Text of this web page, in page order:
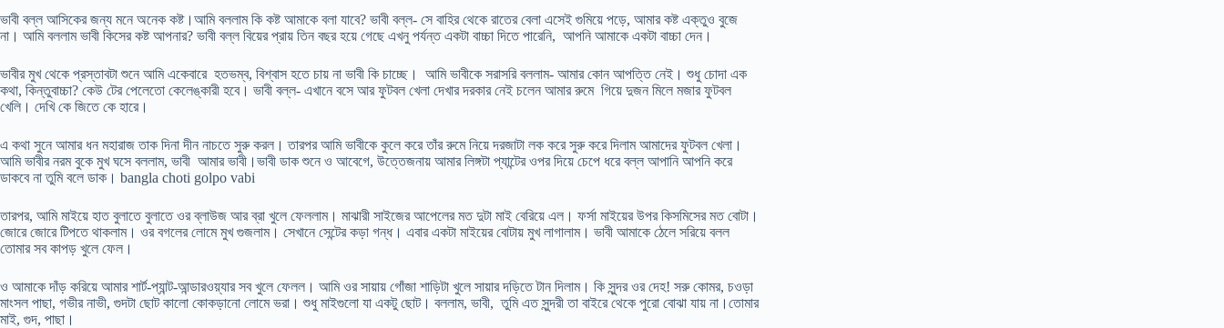
ভাবী বল্ল আসিকের জন্য মনে অনেক কষ্ট।আমি বললাম কি কষ্ট আমাকে বলা যাবে? ভাবী বল্ল- সে বাহির থেকে রাতের বেলা এসেই গুমিয়ে পড়ে, আমার কষ্ট এক্তুও বুজে
না। আমি বললাম ভাবী কিসের কষ্ট আপনার? ভাবী বল্ল বিয়ের প্রায় তিন বছর হয়ে গেছে এখনু পর্যন্ত একটা বাচ্চা দিতে পারেনি, আপনি আমাকে একটা বাচ্চা দেন।
ভাবীর মুখ থেকে প্রস্তাবটা শুনে আমি একেবারে হতভম্ব, বিশ্বাস হতে চায় না ভাবী কি চাচ্ছে। আমি ভাবীকে সরাসরি বললাম- আমার কোন আপত্তি নেই। শুধু চোদা এক
কথা, কিন্তুবাচ্চা? কেউ টের পেলেতো কেলেঙ্কারী হবে। ভাবী বল্ল- এখানে বসে আর ফুটবল খেলা দেখার দরকার নেই চলেন আমার রুমে গিয়ে দুজন মিলে মজার ফুটবল
খেলি। দেখি কে জিতে কে হারে।
এ কথা সুনে আমার ধন মহারাজ তাক দিনা দীন নাচতে সুরু করল। তারপর আমি ভাবীকে কুলে করে তাঁর রুমে নিয়ে দরজাটা লক করে সুরু করে দিলাম আমাদের ফুটবল খেলা।
আমি ভাবীর নরম বুকে মুখ ঘসে বললাম, ভাবী আমার ভাবী।ভাবী ডাক শুনে ও আবেগে, উত্তেজনায় আমার লিঙ্গটা প্যান্টের ওপর দিয়ে চেপে ধরে বল্ল আপানি আপনি করে
ডাকবে না তুমি বলে ডাক। bangla choti golpo vabi
তারপর, আমি মাইয়ে হাত বুলাতে বুলাতে ওর ব্লাউজ আর ব্রা খুলে ফেললাম। মাঝারী সাইজের আপেলের মত দুটা মাই বেরিয়ে এল। ফর্সা মাইয়ের উপর কিসমিসের মত বোটা।
জোরে জোরে টিপতে থাকলাম। ওর বগলের লোমে মুখ গুজলাম। সেখানে সেন্টের কড়া গন্ধ। এবার একটা মাইয়ের বোটায় মুখ লাগালাম। ভাবী আমাকে ঠেলে সরিয়ে বলল
তোমার সব কাপড় খুলে ফেল।
ও আমাকে দাঁড় করিয়ে আমার শার্ট-প্যান্ট-আন্ডারওয়্যার সব খুলে ফেলল। আমি ওর সায়ায় গোঁজা শাড়িটা খুলে সায়ার দড়িতে টান দিলাম। কি সুন্দর ওর দেহ! সরু কোমর, চওড়া
মাংসল পাছা, গভীর নাভী, গুদটা ছোট কালো কোকড়ানো লোমে ভরা। শুধু মাইগুলো যা একটু ছোট। বললাম, ভাবী, তুমি এত সুন্দরী তা বাইরে থেকে পুরো বোঝা যায় না।তোমার
মাই, গুদ, পাছা।